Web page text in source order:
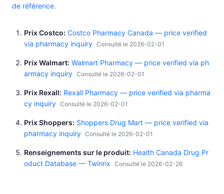
de référence.
Prix Costco Costco Pharmacy Canada — price verified
via pharmacy inquiry Consulté le 2026-02-01
Prix Walmart Walmart Pharmacy — price verified via ph
armacy inquiry Consulté le 2026-02-01
Prix Rexall Rexall Pharmacy — price verified via pharma
cy inquiry Consulté le 2026-02-01
Prix Shoppers Shoppers Drug Mart — price verified via
pharmacy inquiry Consulté le 2026-02-01
Renseignements sur le produit Health Canada Drug Pr
oduct Database — Twinrix Consulté le 2026-02-26